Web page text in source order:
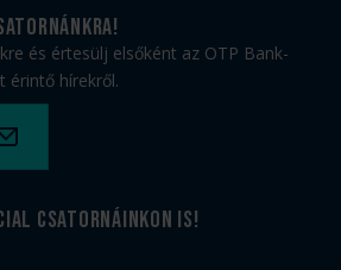
és értesülj elsőként az OTP Bank-
érintő hírekről.
csatornáinkon is!